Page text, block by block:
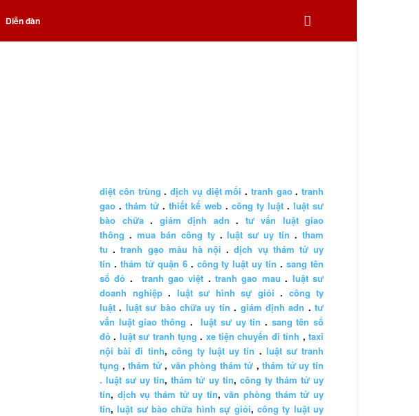
Diễn đàn
diệt côn trùng . dịch vụ diệt mối . tranh gao. tranh
gao .thám tử .thiết kế web. công ty luật.luật sư
bào chữa. giám định adn . tư vấn luật giao
thông . mua bán công ty.luật sư uy tín .tham
tu .tranh gạo màu hà nội .dịch vụ thám tử uy
tín . thám tử quận 6. công ty luật uy tín .sang tên
sổ đỏ . tranh gao việt .tranh gao mau . luật sư
doanh nghiệp. luật sư hình sự giỏi . công ty
luật . luật sư bào chữa uy tín . giám định adn .tư
vấn luật giao thông .luật sư uy tín . sang tên sổ
đỏ . luật sư tranh tụng . xe tiện chuyến đi tỉnh ,taxi
nội bài đi tỉnh, công ty luật uy tín . luật sư tranh
tụng ,thám tử, văn phòng thám tử ,thám tử uy tín
. luật sư uy tín,thám tử uy tín, công ty thám tử uy
tín, dịch vụ thám tử uy tín,văn phòng thám tử uy
tín,luật sư bào chữa hình sự giỏi, công ty luật uy